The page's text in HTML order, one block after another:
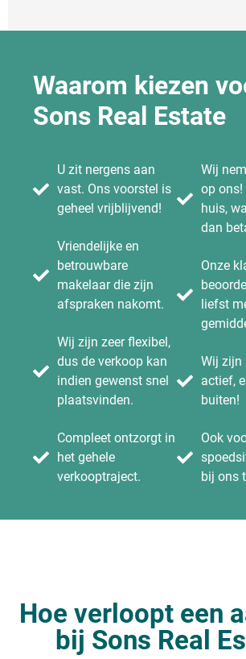
Waarom kiezen
Sons Real Estate
U zit nergens aan
vast. Ons voorstel is
geheel vrijblijvend!
Vriendelijke en
betrouwbare
makelaar die zijn
afspraken nakomt.
Wij zijn zeer flexibel,
dus de verkoop kan
indien gewenst snel
plaatsvinden.
Compleet ontzorgt in
het gehele
verkooptraject.
Wij
op ons!
huis,
dan
Onze
liefst
Wij zijn
actief,
buiten!
Ook
bij ons
Hoe verloopt een
bij Sons Real